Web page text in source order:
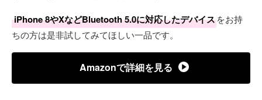
iPhone 8やXなどBluetooth 5.0に対応したデバイスをお持
ちの方は是非試してみてほしい一品です。
Amazonで詳細を見る